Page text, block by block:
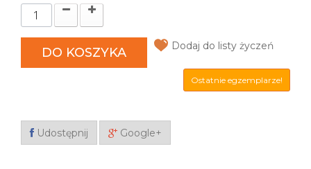
DO KOSZYKA Dodaj do listy życzeń
Ostatnie egzemplarze!
Udostępnij Google+